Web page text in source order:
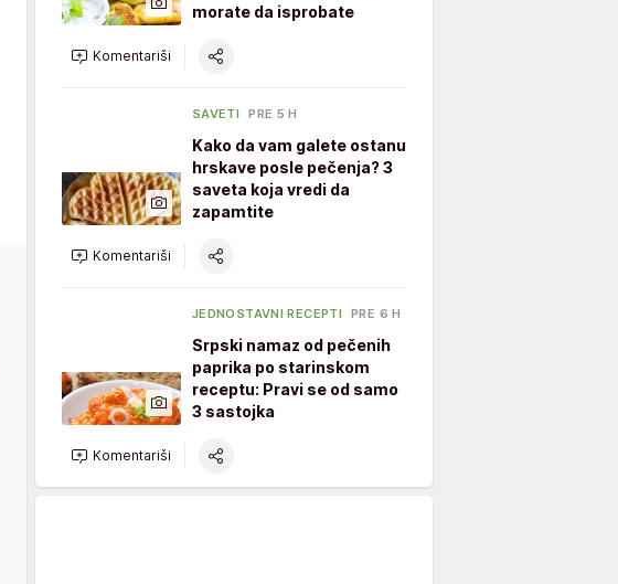
morate da isprobate
Komentariši
SAVETI PRE 5 H
Kako da vam galete ostanu
hrskave posle pečenja? 3
saveta koja vredi da
zapamtite
Komentariši
JEDNOSTAVNI RECEPTI PRE 6 H
Srpski namaz od pečenih
paprika po starinskom
receptu: Pravi se od samo
3 sastojka
Komentariši